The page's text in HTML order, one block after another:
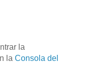
la
la Consola del